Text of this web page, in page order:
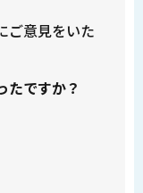
ご意見をいた
たですか？